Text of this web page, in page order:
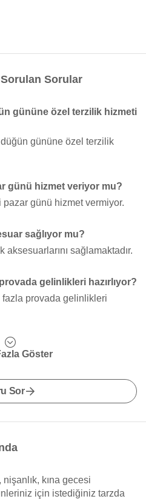
Sorular
gününe özel terzilik hizmeti
gününe özel terzilik
günü hizmet veriyor mu?
pazar günü hizmet vermiyor.
sağlıyor mu?
sağlamaktadır.
gelinlikleri hazırlıyor?
provada gelinlikleri
Göster
Sor
kına gecesi
için istediğiniz tarzda